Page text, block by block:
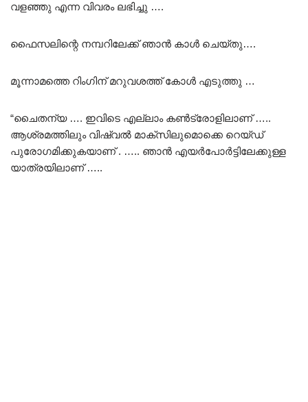
വളഞ്ഞു എന്ന വിവരം ലഭിച്ചു ….
ഫൈസലിന്റെ നമ്പറിലേക്ക് ഞാൻ കാൾ ചെയ്തു….
മൂന്നാമത്തെ റിംഗിന് മറുവശത്ത് കോൾ എടുത്തു …
“ചൈതന്യ …. ഇവിടെ എല്ലാം കൺട്രോളിലാണ് …..
ആശ്രമത്തിലും വിഷ്വൽ മാക്സിലുമൊക്കെ റെയ്ഡ്
പുരോഗമിക്കുകയാണ് . ….. ഞാൻ എയർപോർട്ടിലേക്കുള്ള
യാത്രയിലാണ് …..